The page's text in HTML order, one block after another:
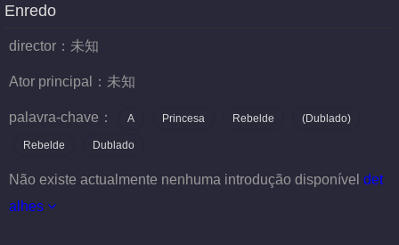
Enredo
director： 未知
Ator principal： 未知
palavra-chave： A Princesa Rebelde (Dublado)
Rebelde Dublado
Não existe actualmente nenhuma introdução disponível det
alhes